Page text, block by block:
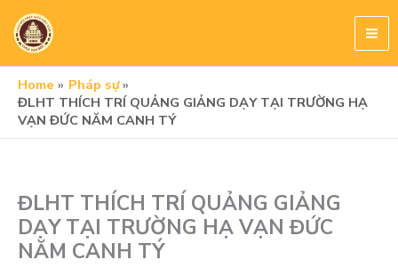
content
Home
Pháp sự
ĐLHT THÍCH TRÍ QUẢNG GIẢNG DẠY TẠI TRƯỜNG HẠ
VẠN ĐỨC NĂM CANH TÝ
ĐLHT THÍCH TRÍ QUẢNG GIẢNG
DẠY TẠI TRƯỜNG HẠ VẠN ĐỨC
NĂM CANH TÝ